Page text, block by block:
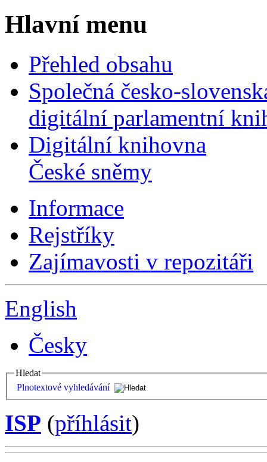
Hlavní menu
Přehled obsahu
Společná česko-
digitální parlamentní
Digitální knihovna
České sněmy
Informace
Rejstříky
Zajímavosti v repozitáři
English
Česky
Hledat
Plnotextové vyhledávání
ISP (příhlásit)